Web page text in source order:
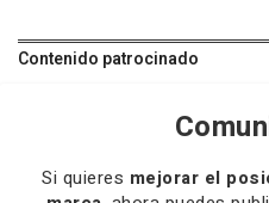
Contenido patrocinado
Si quieres mejorar el